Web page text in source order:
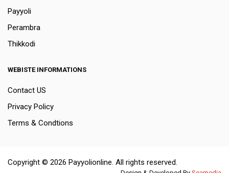
Payyoli
Perambra
Thikkodi
WEBISTE INFORMATIONS
Contact US
Privacy Policy
Terms & Condtions
Copyright © 2026 Payyolionline. All rights reserved.